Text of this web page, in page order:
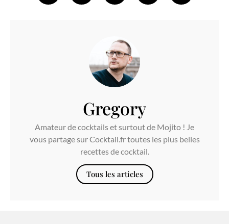
Gregory
Amateur de cocktails et surtout de Mojito ! Je
vous partage sur Cocktail.fr toutes les plus belles
recettes de cocktail.
Tous les articles